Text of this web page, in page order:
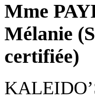
Mme
Mélanie
certifiée)